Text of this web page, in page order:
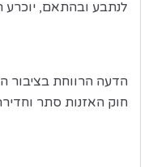
לנתבע ובהתאם, יוכרע
הדעה הרווחת בציבור
חוק האזנות סתר